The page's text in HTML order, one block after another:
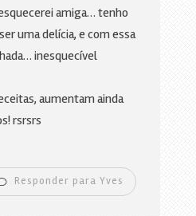
amiga… tenho
uma delícia, e com essa
inesquecível
aumentam ainda
rsrsrs
Responder para Yves